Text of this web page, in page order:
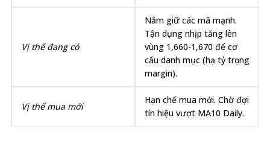
Vị thế đang có
Nắm giữ các mã mạnh.
Tận dụng nhịp tăng lên
vùng 1,660-1,670 để cơ
cấu danh mục (hạ tỷ trọng
margin).
Vị thế mua mới
Hạn chế mua mới. Chờ đợi
tín hiệu vượt MA10 Daily.